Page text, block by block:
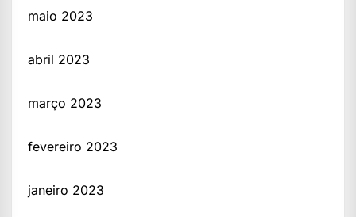
maio 2023
abril 2023
março 2023
fevereiro 2023
janeiro 2023